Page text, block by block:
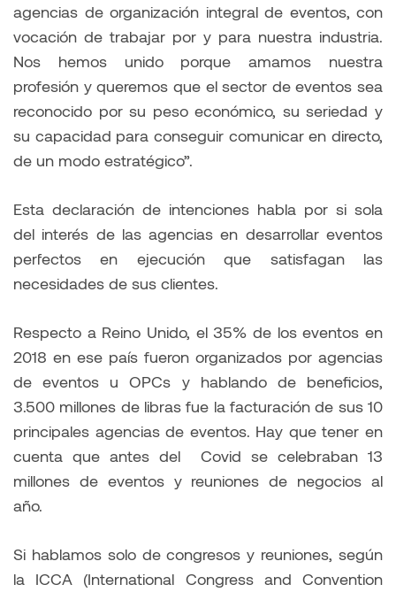
agencias de organización integral de eventos, con
vocación de trabajar por y para nuestra industria.
Nos hemos unido porque amamos nuestra
profesión y queremos que el sector de eventos sea
reconocido por su peso económico, su seriedad y
su capacidad para conseguir comunicar en directo,
de un modo estratégico”.
Esta declaración de intenciones habla por si sola
del interés de las agencias en desarrollar eventos
perfectos en ejecución que satisfagan las
necesidades de sus clientes.
Respecto a Reino Unido, el 35% de los eventos en
2018 en ese país fueron organizados por agencias
de eventos u OPCs y hablando de beneficios,
3.500 millones de libras fue la facturación de sus 10
principales agencias de eventos. Hay que tener en
cuenta que antes del Covid se celebraban 13
millones de eventos y reuniones de negocios al
año.
Si hablamos solo de congresos y reuniones, según
la ICCA (International Congress and Convention